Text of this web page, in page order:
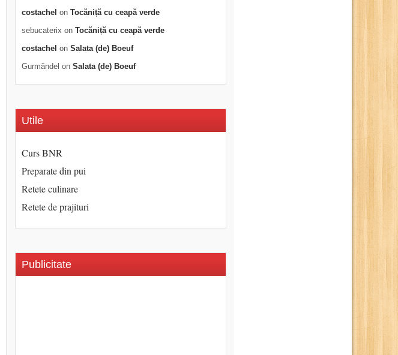
costachel on Tocăniță cu ceapă verde
sebucaterix on Tocăniță cu ceapă verde
costachel on Salata (de) Boeuf
Gurmăndel on Salata (de) Boeuf
Utile
Curs BNR
Preparate din pui
Retete culinare
Retete de prajituri
Publicitate